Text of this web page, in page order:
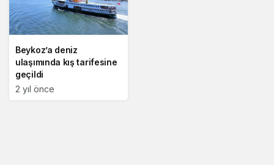
Beykoz’a deniz
ulaşımında kış tarifesine
geçildi
2 yıl önce